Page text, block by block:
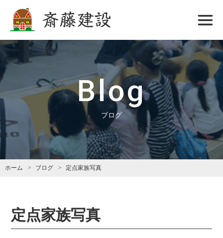
斎藤建設
Blog
ブログ
ホーム ブログ 定点家族写真
定点家族写真